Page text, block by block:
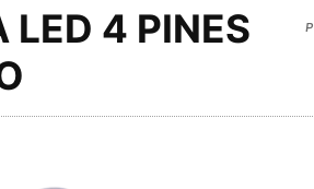
LED 4 PINES